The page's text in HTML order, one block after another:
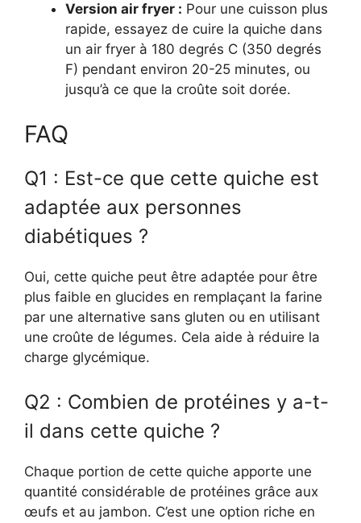
Version air fryer : Pour une cuisson plus
rapide, essayez de cuire la quiche dans
un air fryer à 180 degrés C (350 degrés
F) pendant environ 20-25 minutes, ou
jusqu’à ce que la croûte soit dorée.
FAQ
Q1 : Est-ce que cette quiche est
adaptée aux personnes
diabétiques ?
Oui, cette quiche peut être adaptée pour être
plus faible en glucides en remplaçant la farine
par une alternative sans gluten ou en utilisant
une croûte de légumes. Cela aide à réduire la
charge glycémique.
Q2 : Combien de protéines y a-t-
il dans cette quiche ?
Chaque portion de cette quiche apporte une
quantité considérable de protéines grâce aux
œufs et au jambon. C’est une option riche en